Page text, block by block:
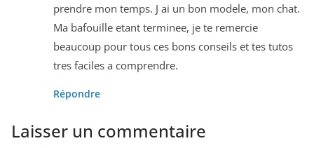
prendre mon temps. J ai un bon modele, mon chat.
Ma bafouille etant terminee, je te remercie
beaucoup pour tous ces bons conseils et tes tutos
tres faciles a comprendre.
Répondre
Laisser un commentaire